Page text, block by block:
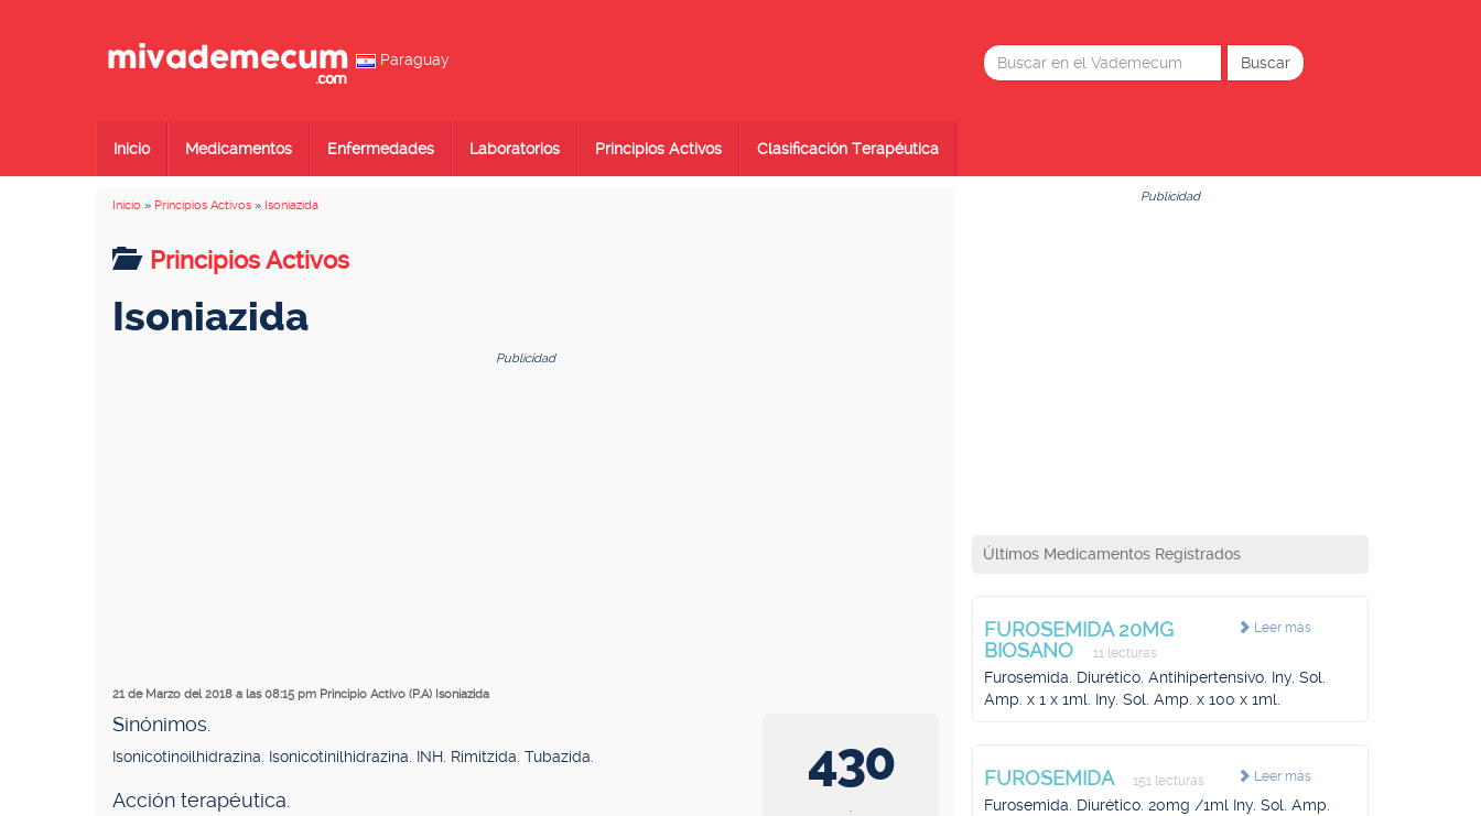
Paraguay
Inicio Medicamentos Enfermedades Laboratorios Principios Activos Clasificación Terapéutica
Inicio » Principios Activos » Isoniazida
Principios Activos
Isoniazida
Publicidad
21 de Marzo del 2018 a las 08:15 pm Principio Activo (P.A) Isoniazida
430
.
Sinónimos.
Isonicotinoilhidrazina. Isonicotinilhidrazina. INH. Rimitzida. Tubazida.
Acción terapéutica.
Publicidad
Últimos Medicamentos Registrados
Leer más
FUROSEMIDA 20MG
BIOSANO
11 lecturas
Furosemida. Diurético. Antihipertensivo. Iny. Sol.
Amp. x 1 x 1ml. Iny. Sol. Amp. x 100 x 1ml.
Leer más
FUROSEMIDA 151 lecturas
Furosemida. Diurético. 20mg /1ml Iny. Sol. Amp.